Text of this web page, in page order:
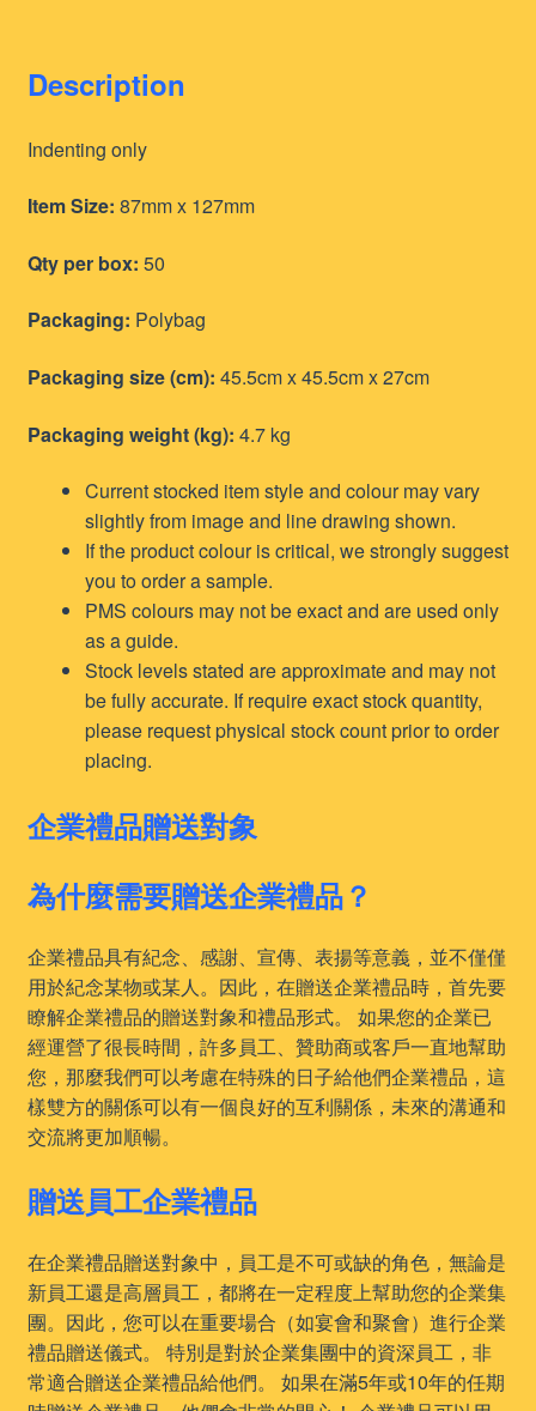
Description
Indenting only
Item Size: 87mm x 127mm
Qty per box: 50
Packaging: Polybag
Packaging size (cm): 45.5cm x 45.5cm x 27cm
Packaging weight (kg): 4.7 kg
Current stocked item style and colour may vary
slightly from image and line drawing shown.
If the product colour is critical, we strongly suggest
you to order a sample.
PMS colours may not be exact and are used only
as a guide.
Stock levels stated are approximate and may not
be fully accurate. If require exact stock quantity,
please request physical stock count prior to order
placing.
企業禮品贈送對象
為什麼需要贈送企業禮品？
企業禮品具有紀念、感謝、宣傳、表揚等意義，並不僅僅
用於紀念某物或某人。因此，在贈送企業禮品時，首先要
瞭解企業禮品的贈送對象和禮品形式。 如果您的企業已
經運營了很長時間，許多員工、贊助商或客戶一直地幫助
您，那麼我們可以考慮在特殊的日子給他們企業禮品，這
樣雙方的關係可以有一個良好的互利關係，未來的溝通和
交流將更加順暢。
贈送員工企業禮品
在企業禮品贈送對象中，員工是不可或缺的角色，無論是
新員工還是高層員工，都將在一定程度上幫助您的企業集
團。因此，您可以在重要場合（如宴會和聚會）進行企業
禮品贈送儀式。 特別是對於企業集團中的資深員工，非
常適合贈送企業禮品給他們。 如果在滿5年或10年的任期